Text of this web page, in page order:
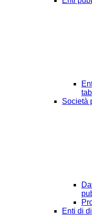
Società
Enti di